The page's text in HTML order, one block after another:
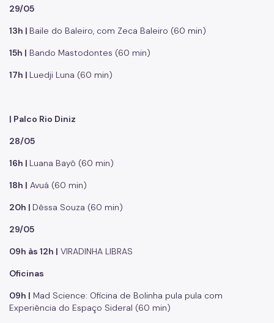
29/05
13h | Baile do Baleiro, com Zeca Baleiro (60 min)
15h | Bando Mastodontes (60 min)
17h | Luedji Luna (60 min)
| Palco Rio Diniz
28/05
16h | Luana Bayô (60 min)
18h | Avuá (60 min)
20h | Dêssa Souza (60 min)
29/05
09h às 12h | VIRADINHA LIBRAS
Oficinas
09h | Mad Science: Oficina de Bolinha pula pula com
Experiência do Espaço Sideral (60 min)